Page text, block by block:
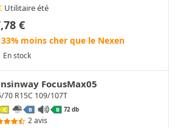
Utilitaire été
€
33% moins cher que le Nexen
En stock
FocusMax05
70 R15C 109/107T
C B B 72 db
2 avis